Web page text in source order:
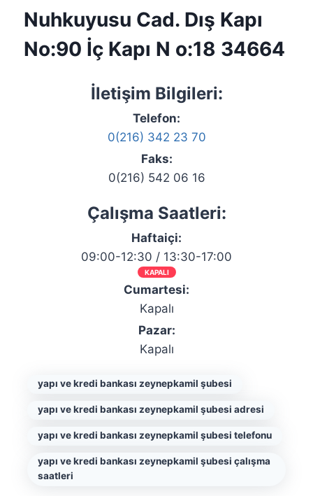
Nuhkuyusu Cad. Dış Kapı
No:90 İç Kapı N o:18 34664
İletişim Bilgileri:
Telefon:
0(216) 342 23 70
Faks:
0(216) 542 06 16
Çalışma Saatleri:
Haftaiçi:
09:00-12:30 / 13:30-17:00
KAPALI
Cumartesi:
Kapalı
Pazar:
Kapalı
yapı ve kredi bankası zeynepkamil şubesi
yapı ve kredi bankası zeynepkamil şubesi adresi
yapı ve kredi bankası zeynepkamil şubesi telefonu
yapı ve kredi bankası zeynepkamil şubesi çalışma
saatleri